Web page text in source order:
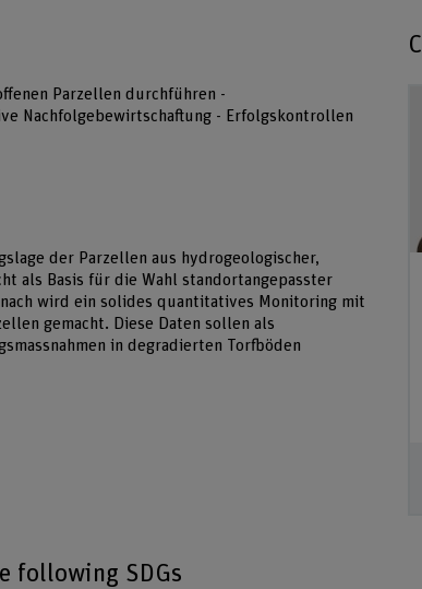
Parzellen durchführen -
Nachfolgebewirtschaftung - Erfolgskontrollen
der Parzellen aus hydrogeologischer,
als Basis für die Wahl standortangepasster
wird ein solides quantitatives Monitoring mit
gemacht. Diese Daten sollen als
in degradierten Torfböden
following SDGs